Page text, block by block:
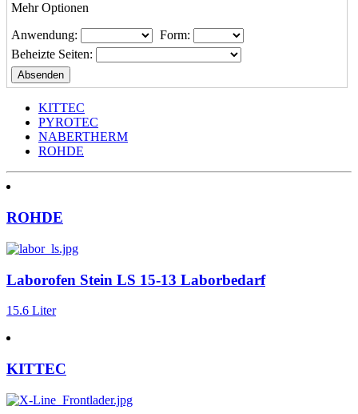
Mehr Optionen
Anwendung:
Form:
Beheizte Seiten:
KITTEC
PYROTEC
NABERTHERM
ROHDE
ROHDE
Laborofen Stein LS 15-13 Laborbedarf
15.6 Liter
KITTEC